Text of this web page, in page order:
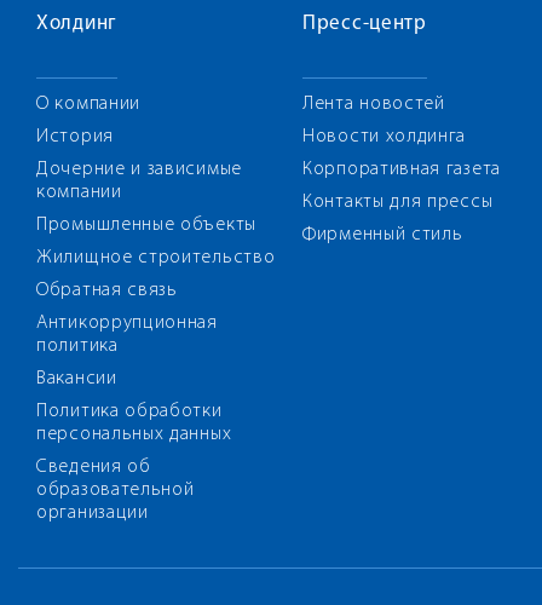
Холдинг
О компании
История
Дочерние и зависимые
компании
Промышленные объекты
Жилищное строительство
Обратная связь
Антикоррупционная
политика
Вакансии
Политика обработки
персональных данных
Сведения об
образовательной
организации
Пресс-центр
Лента новостей
Новости холдинга
Корпоративная газета
Контакты для прессы
Фирменный стиль